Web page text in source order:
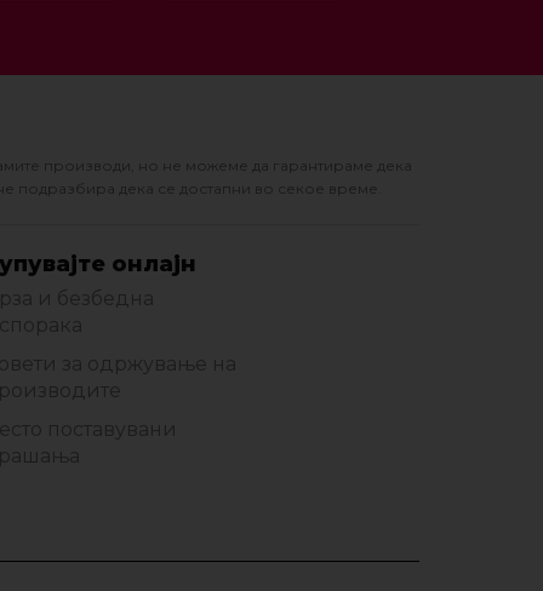
производи, но не можеме да гарантираме дека
подразбира дека се достапни во секое време.
онлајн
и безбедна
за одржување на
поставувани